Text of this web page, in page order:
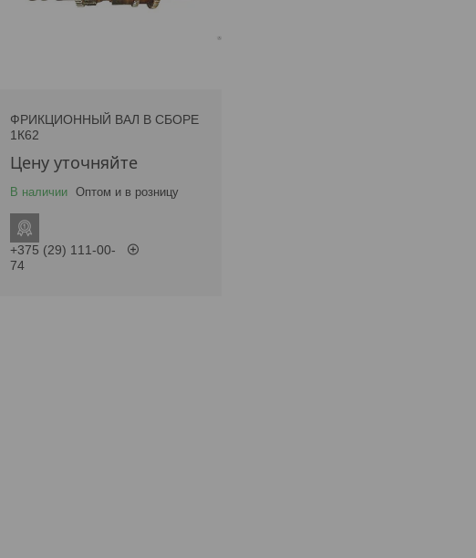
ФРИКЦИОННЫЙ ВАЛ В СБОРЕ
1К62
Цену уточняйте
В наличии Оптом и в розницу
+375 (29) 111-00-
74